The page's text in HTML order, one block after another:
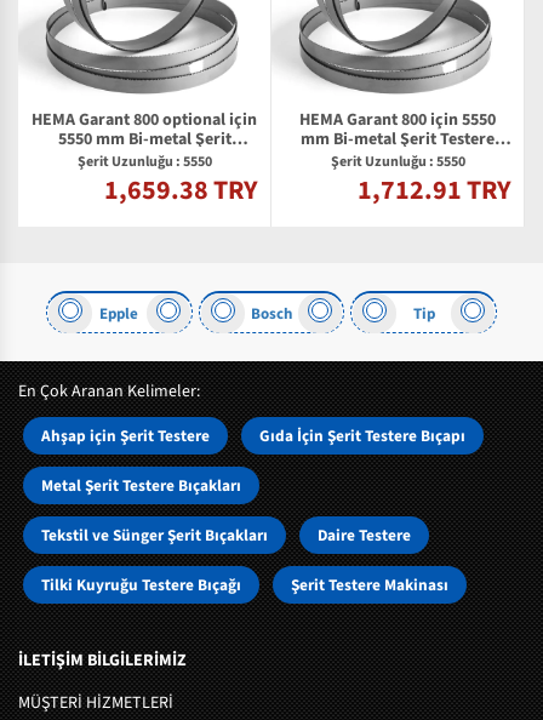
HEMA Garant 800 optional için
5550 mm Bi-metal Şerit
Testere Bıçağı
Şerit Uzunluğu : 5550
1,659.38 TRY
HEMA Garant 800 için 5550
mm Bi-metal Şerit Testere
Bıçağı
Şerit Uzunluğu : 5550
1,712.91 TRY
Epple Bosch Tip
En Çok Aranan Kelimeler:
Ahşap için Şerit Testere Gıda İçin Şerit Testere Bıçapı
Metal Şerit Testere Bıçakları
Tekstil ve Sünger Şerit Bıçakları Daire Testere
Tilki Kuyruğu Testere Bıçağı Şerit Testere Makinası
İLETİŞİM BİLGİLERİMİZ
MÜŞTERI HIZMETLERI